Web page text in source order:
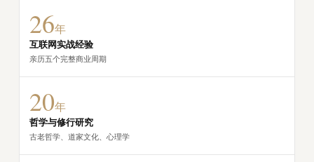
26年
互联网实战经验
亲历五个完整商业周期
20年
哲学与修行研究
古老哲学、道家文化、心理学